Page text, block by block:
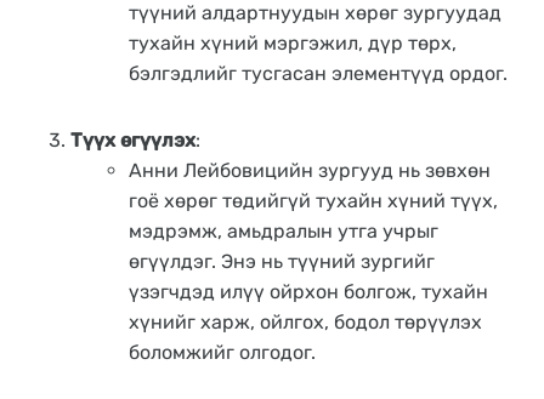
түүний алдартнуудын хөрөг зургуудад
тухайн хүний мэргэжил, дүр төрх,
бэлгэдлийг тусгасан элементүүд ордог.
Түүх өгүүлэх:
Анни Лейбовицийн зургууд нь зөвхөн
гоё хөрөг төдийгүй тухайн хүний түүх,
мэдрэмж, амьдралын утга учрыг
өгүүлдэг. Энэ нь түүний зургийг
үзэгчдэд илүү ойрхон болгож, тухайн
хүнийг харж, ойлгох, бодол төрүүлэх
боломжийг олгодог.